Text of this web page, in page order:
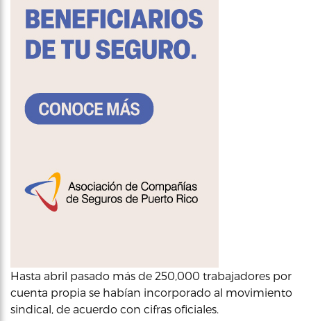
Hasta abril pasado más de 250,000 trabajadores por
cuenta propia se habían incorporado al movimiento
sindical, de acuerdo con cifras oficiales.